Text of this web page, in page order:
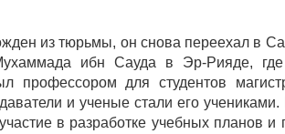
из тюрьмы, он снова переехал в
ибн Сауда в Эр-Рияде, где
профессором для студентов
и ученые стали его учениками.
в разработке учебных планов и